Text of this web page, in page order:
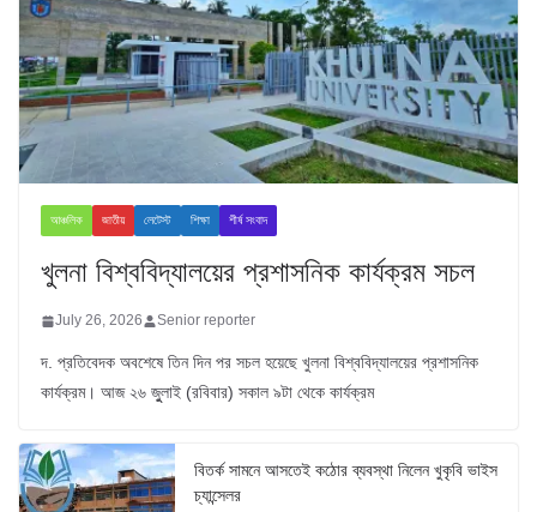
আঞ্চলিক জাতীয় লেটেস্ট শিক্ষা শীর্ষ সংবাদ
খুলনা বিশ্ববিদ্যালয়ের প্রশাসনিক কার্যক্রম সচল
July 26, 2026 Senior reporter
দ. প্রতিবেদক অবশেষে তিন দিন পর সচল হয়েছে খুলনা বিশ্ববিদ্যালয়ের প্রশাসনিক
কার্যক্রম। আজ ২৬ জুুলাই (রবিবার) সকাল ৯টা থেকে কার্যক্রম
বিতর্ক সামনে আসতেই কঠোর ব্যবস্থা নিলেন খুকৃবি ভাইস
চ্যান্সেলর